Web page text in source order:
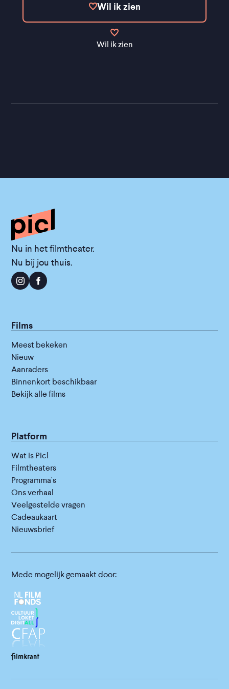
Wil ik zien
Wil ik zien
Nu in het filmtheater.
Nu bij jou thuis.
Films
Meest bekeken
Nieuw
Aanraders
Binnenkort beschikbaar
Bekijk alle films
Platform
Wat is Picl
Filmtheaters
Programma's
Ons verhaal
Veelgestelde vragen
Cadeaukaart
Nieuwsbrief
Mede mogelijk gemaakt door: